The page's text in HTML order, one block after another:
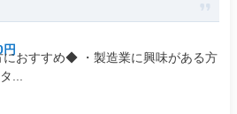
おすすめ◆ ・製造業に興味がある方
...